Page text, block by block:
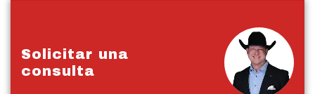
Solicitar una
consulta